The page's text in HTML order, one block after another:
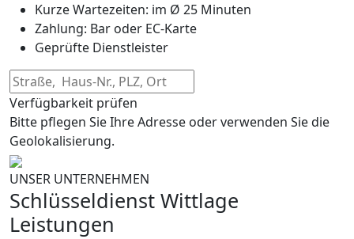
Kurze Wartezeiten: im Ø 25 Minuten
Zahlung: Bar oder EC-Karte
Geprüfte Dienstleister
Verfügbarkeit prüfen
Bitte pflegen Sie Ihre Adresse oder verwenden Sie die
Geolokalisierung.
UNSER UNTERNEHMEN
Schlüsseldienst Wittlage
Leistungen